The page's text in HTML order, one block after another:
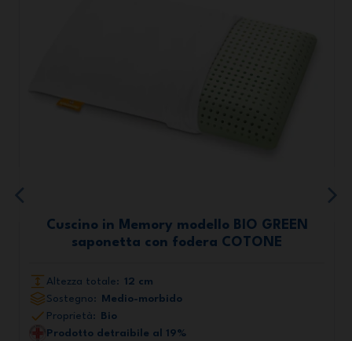
Cuscino in Memory modello BIO GREEN
saponetta con fodera COTONE
Altezza totale: 12 cm
Sostegno:
Medio-morbido
Proprietà:
Bio
Prodotto detraibile al 19%